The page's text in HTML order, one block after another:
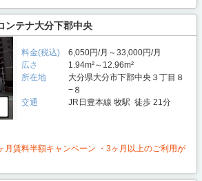
ンテナ大分下郡中央
料金(税込)
6,050円/月～33,000円/月
広さ
1.94m²～12.96m²
所在地
大分県大分市下郡中央３丁目８
−８
交通
JR日豊本線 牧駅 徒歩 21分
月賃料半額キャンペーン ・3ヶ月以上のご利用が